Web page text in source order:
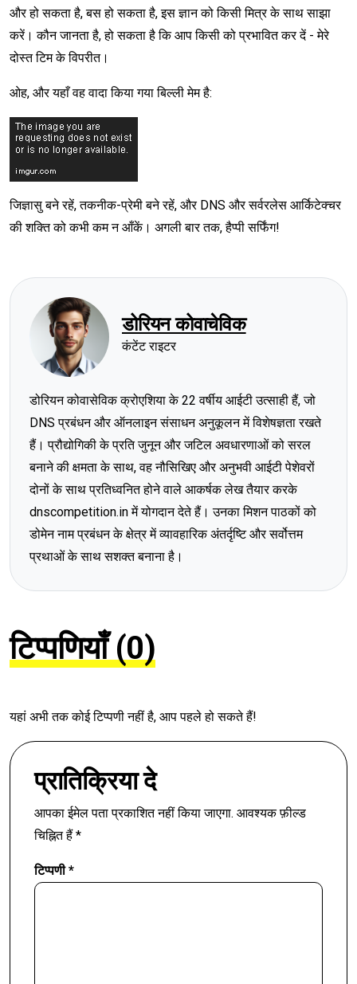
और हो सकता है, बस हो सकता है, इस ज्ञान को किसी मित्र के साथ साझा
करें। कौन जानता है, हो सकता है कि आप किसी को प्रभावित कर दें - मेरे
दोस्त टिम के विपरीत।
ओह, और यहाँ वह वादा किया गया बिल्ली मेम है:
जिज्ञासु बने रहें, तकनीक-प्रेमी बने रहें, और DNS और सर्वरलेस आर्किटेक्चर
की शक्ति को कभी कम न आँकें। अगली बार तक, हैप्पी सर्फिंग!
डोरियन कोवाचेविक
कंटेंट राइटर
डोरियन कोवासेविक क्रोएशिया के 22 वर्षीय आईटी उत्साही हैं, जो
DNS प्रबंधन और ऑनलाइन संसाधन अनुकूलन में विशेषज्ञता रखते
हैं। प्रौद्योगिकी के प्रति जुनून और जटिल अवधारणाओं को सरल
बनाने की क्षमता के साथ, वह नौसिखिए और अनुभवी आईटी पेशेवरों
दोनों के साथ प्रतिध्वनित होने वाले आकर्षक लेख तैयार करके
dnscompetition.in में योगदान देते हैं। उनका मिशन पाठकों को
डोमेन नाम प्रबंधन के क्षेत्र में व्यावहारिक अंतर्दृष्टि और सर्वोत्तम
प्रथाओं के साथ सशक्त बनाना है।
टिप्पणियाँ (0)
यहां अभी तक कोई टिप्पणी नहीं है, आप पहले हो सकते हैं!
प्रातिक्रिया दे
आपका ईमेल पता प्रकाशित नहीं किया जाएगा. आवश्यक फ़ील्ड
चिह्नित हैं*
टिप्पणी*